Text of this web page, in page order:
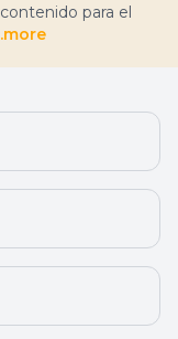
para el